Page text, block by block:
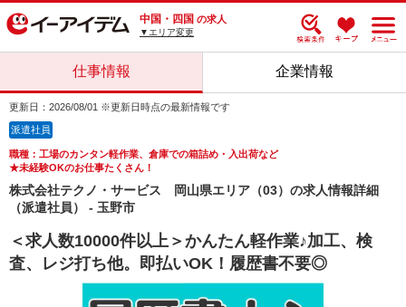
中国・四国 の求人
▼エリア変更
仕事情報 企業情報
更新日：2026/08/01 ※更新日時点の最新情報です
派遣社員
職種：工場のカンタン軽作業、倉庫での箱詰め・入出荷など
★未経験OKのお仕事たくさん！
株式会社テクノ・サービス 岡山県エリア（03）の求人情報詳細
（派遣社員） - 玉野市
＜求人数10000件以上＞かんたん軽作業♪加工、検
査、レジ打ち他。即払いOK！履歴書不要◎